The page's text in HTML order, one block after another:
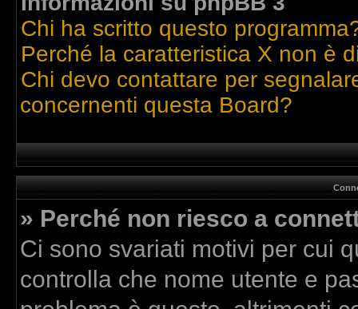
Chi ha scritto questo
Perché la caratteristica X non è
Chi devo contattare per
concernenti questa Board?
» Perché non riesco a
Ci sono svariati motivi per cui
controlla che nome utente e